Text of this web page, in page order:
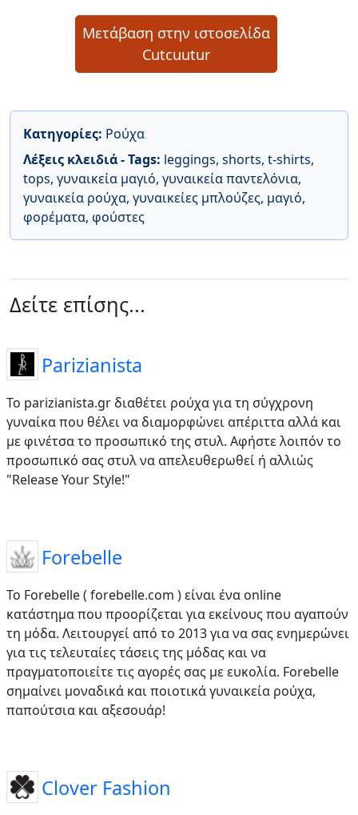
Μετάβαση στην ιστοσελίδα
Cutcuutur
Κατηγορίες: Ρούχα
Λέξεις κλειδιά - Tags: leggings, shorts, t-shirts,
tops, γυναικεία μαγιό, γυναικεία παντελόνια,
γυναικεία ρούχα, γυναικείες μπλούζες, μαγιό,
φορέματα, φούστες
Δείτε επίσης...
Parizianista
Το parizianista.gr διαθέτει ρούχα για τη σύγχρονη
γυναίκα που θέλει να διαμορφώνει απέριττα αλλά και
με φινέτσα το προσωπικό της στυλ. Αφήστε λοιπόν το
προσωπικό σας στυλ να απελευθερωθεί ή αλλιώς
"Release Your Style!"
Forebelle
Το Forebelle ( forebelle.com ) είναι ένα online
κατάστημα που προορίζεται για εκείνους που αγαπούν
τη μόδα. Λειτουργεί από το 2013 για να σας ενημερώνει
για τις τελευταίες τάσεις της μόδας και να
πραγματοποιείτε τις αγορές σας με ευκολία. Forebelle
σημαίνει μοναδικά και ποιοτικά γυναικεία ρούχα,
παπούτσια και αξεσουάρ!
Clover Fashion